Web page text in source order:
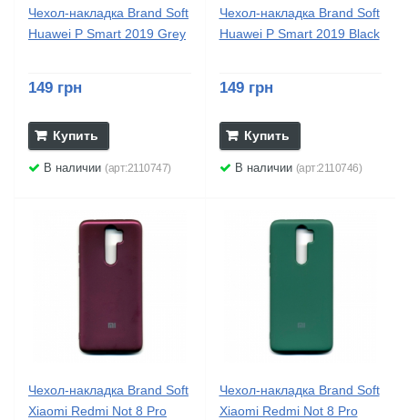
Чехол-накладка Brand Soft
Huawei P Smart 2019 Grey
149 грн
Купить
В наличии (арт:2110747)
Чехол-накладка Brand Soft
Huawei P Smart 2019 Black
149 грн
Купить
В наличии (арт:2110746)
Чехол-накладка Brand Soft
Xiaomi Redmi Not 8 Pro
Чехол-накладка Brand Soft
Xiaomi Redmi Not 8 Pro